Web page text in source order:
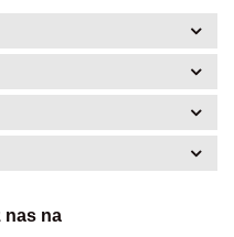
nas na